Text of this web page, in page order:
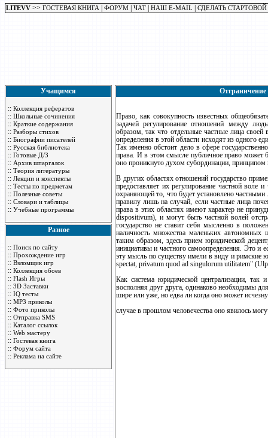
LITEVV >> ГОСТЕВАЯ КНИГА ФОРУМ ЧАТ НАШ E-MAIL СДЕЛАТЬ СТАРТОВОЙ
Учащимся
:: Коллекция рефератов
:: Школьные сочинения
:: Краткие содержания
:: Разборы стихов
:: Биографии писателей
:: Русская библиотека
:: Готовые Д/З
:: Архив шпаргалок
:: Теория литературы
:: Лекции и конспекты
:: Тесты по предметам
:: Полезные советы
:: Словари и таблицы
:: Учебные программы
Разное
:: Поиск по сайту
:: Прохождение игр
:: Взломщик игр
:: Коллекция обоев
:: Flash Игры
:: 3D Заставки
:: IQ тесты
:: MP3 приколы
:: Фото приколы
:: Отправка SMS
:: Каталог ссылок
:: Web мастеру
:: Гостевая книга
:: Форум сайта
:: Реклама на сайте
Отграничение
Право, как совокупность известных
задачей регулирование отношений между
образом, так что отдельные частные лица
определения в этой области исходят из одного
Так именно обстоит дело в сфере
права. И в этом смысле публичное право может
оно проникнуто духом субординации, принципом
В других областях отношений государство
предоставляет их регулирование частной
охраняющей то, что будет установлено
правилу лишь на случай, если частные лица
права в этих областях имеют характер не
dispositivum), и могут быть частной волей
государство не ставит себя мысленно в
наличность множества маленьких
таким образом, здесь прием юридической
инициативы и частного самоопределения. Это и
эту мысль по существу имели в виду и римские
spectat, privatum quod ad singulorum utilitatem"
Как система юридической централизации, так
восполняя друг друга, одинаково необходимы
шире или уже, но едва ли когда оно может
случае в прошлом человечества оно явилось